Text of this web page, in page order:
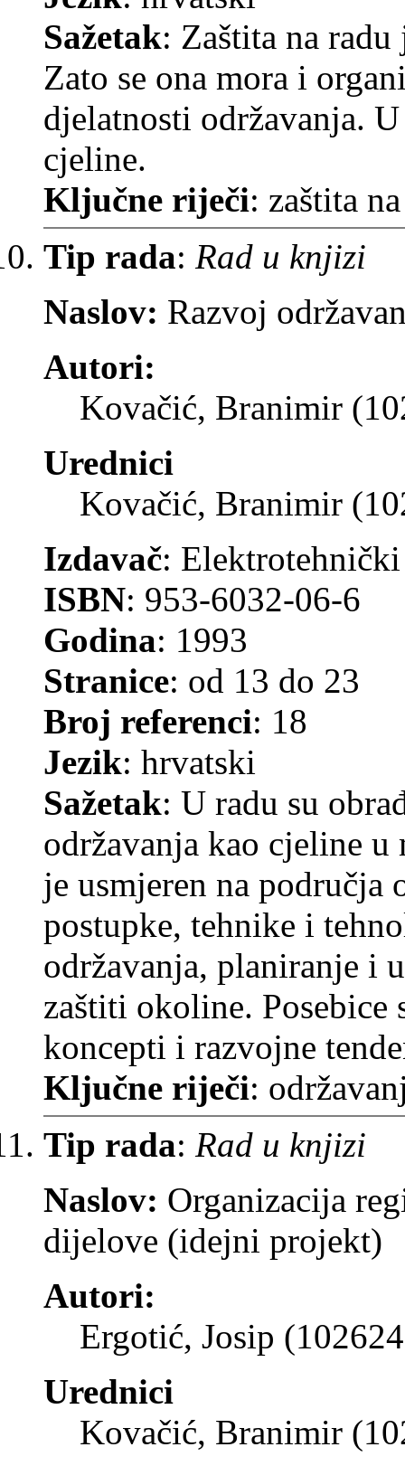
Sažetak: Zaštita na
Zato se ona mora i
djelatnosti održavanja.
cjeline.
Ključne riječi: zaštita
Tip rada: Rad u knjizi
Naslov: Razvoj
Autori:
Kovačić, Branimir
Urednici
Kovačić, Branimir
Izdavač:
ISBN: 953-6032-06-6
Godina: 1993
Stranice: od 13 do 23
Broj referenci: 18
Jezik: hrvatski
Sažetak: U radu su
održavanja kao cjeline u
je usmjeren na područja
postupke, tehnike i
održavanja, planiranje i
zaštiti okoline.
koncepti i razvojne
Ključne riječi:
Tip rada: Rad u knjizi
Naslov: Organizacija
dijelove (idejni projekt)
Autori:
Ergotić, Josip
Urednici
Kovačić, Branimir